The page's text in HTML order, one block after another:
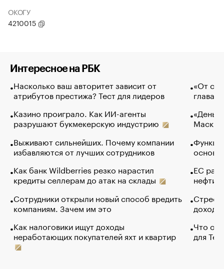
ОКОГУ
4210015
Интересное на РБК
Насколько ваш авторитет зависит от
атрибутов престижа? Тест для лидеров
Казино проиграло. Как ИИ-агенты
разрушают букмекерскую индустрию
Выживают сильнейших. Почему компании
избавляются от лучших сотрудников
Как банк Wildberries резко нарастил
кредиты селлерам до атак на склады
Сотрудники открыли новый способ вредить
компаниям. Зачем им это
Как налоговики ищут доходы
неработающих покупателей яхт и квартир
«От
глава
Маск в
основ
ЕС
нефти
Что
для